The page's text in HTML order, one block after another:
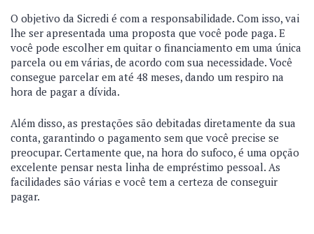
O objetivo da Sicredi é com a responsabilidade. Com isso, vai
lhe ser apresentada uma proposta que você pode paga. E
você pode escolher em quitar o financiamento em uma única
parcela ou em várias, de acordo com sua necessidade. Você
consegue parcelar em até 48 meses, dando um respiro na
hora de pagar a dívida.
Além disso, as prestações são debitadas diretamente da sua
conta, garantindo o pagamento sem que você precise se
preocupar. Certamente que, na hora do sufoco, é uma opção
excelente pensar nesta linha de empréstimo pessoal. As
facilidades são várias e você tem a certeza de conseguir
pagar.